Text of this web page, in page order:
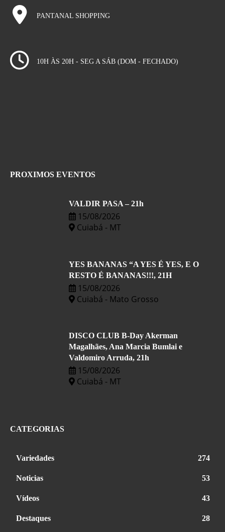
PANTANAL SHOPPING
10H ÀS 20H - SEG A SÁB (DOM - FECHADO)
PROXIMOS EVENTOS
VALDIR PASA – 21h
15/08/2026
Cuiabá - MT
YES BANANAS “A YES É YES, E O
RESTO É BANANAS!!!, 21H
15/08/2026
Cuiabá - Mato Grosso
DISCO CLUB B-Day Akerman
Magalhães, Ana Marcia Bumlai e
Valdomiro Arruda, 21h
15/08/2026
Cuiabá - MT
CATEGORIAS
Variedades 274
Noticias 53
Vídeos 43
Destaques 28